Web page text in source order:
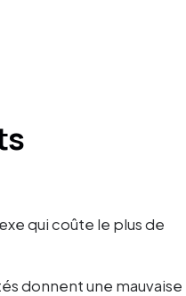
qui coûte le plus de
donnent une mauvaise